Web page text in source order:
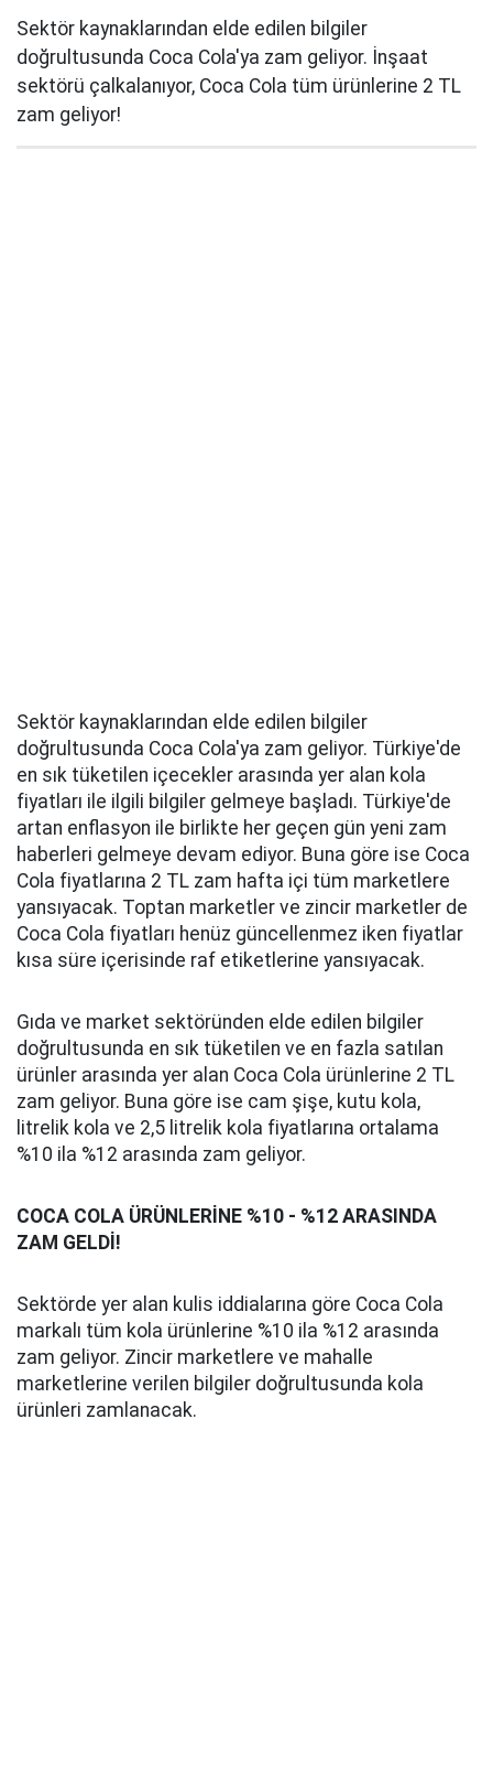
Sektör kaynaklarından elde edilen bilgiler
doğrultusunda Coca Cola'ya zam geliyor. İnşaat
sektörü çalkalanıyor, Coca Cola tüm ürünlerine 2 TL
zam geliyor!
Sektör kaynaklarından elde edilen bilgiler
doğrultusunda Coca Cola'ya zam geliyor. Türkiye'de
en sık tüketilen içecekler arasında yer alan kola
fiyatları ile ilgili bilgiler gelmeye başladı. Türkiye'de
artan enflasyon ile birlikte her geçen gün yeni zam
haberleri gelmeye devam ediyor. Buna göre ise Coca
Cola fiyatlarına 2 TL zam hafta içi tüm marketlere
yansıyacak. Toptan marketler ve zincir marketler de
Coca Cola fiyatları henüz güncellenmez iken fiyatlar
kısa süre içerisinde raf etiketlerine yansıyacak.
Gıda ve market sektöründen elde edilen bilgiler
doğrultusunda en sık tüketilen ve en fazla satılan
ürünler arasında yer alan Coca Cola ürünlerine 2 TL
zam geliyor. Buna göre ise cam şişe, kutu kola,
litrelik kola ve 2,5 litrelik kola fiyatlarına ortalama
%10 ila %12 arasında zam geliyor.
COCA COLA ÜRÜNLERİNE %10 - %12 ARASINDA
ZAM GELDİ!
Sektörde yer alan kulis iddialarına göre Coca Cola
markalı tüm kola ürünlerine %10 ila %12 arasında
zam geliyor. Zincir marketlere ve mahalle
marketlerine verilen bilgiler doğrultusunda kola
ürünleri zamlanacak.